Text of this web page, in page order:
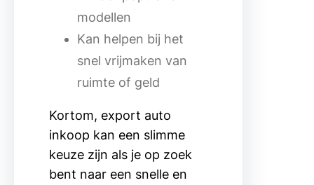
modellen
Kan helpen bij het
snel vrijmaken van
ruimte of geld
Kortom, export auto
inkoop kan een slimme
keuze zijn als je op zoek
bent naar een snelle en